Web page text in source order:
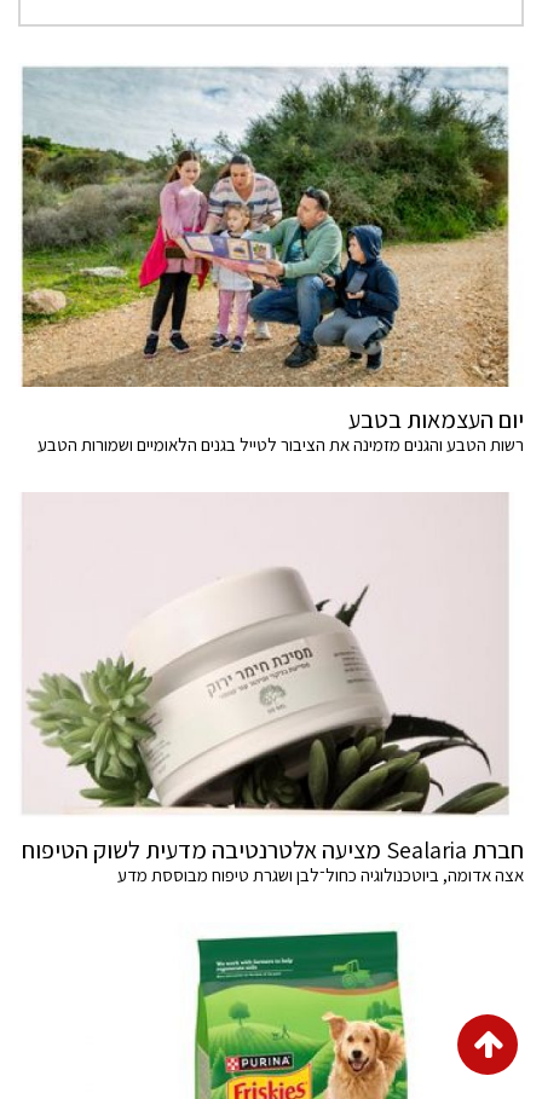
יום העצמאות בטבע
רשות הטבע והגנים מזמינה את הציבור לטייל בגנים הלאומיים ושמורות הטבע
חברת Sealaria מציעה אלטרנטיבה מדעית לשוק הטיפוח
אצה אדומה, ביוטכנולוגיה כחול־לבן ושגרת טיפוח מבוססת מדע
גלילה
לראש